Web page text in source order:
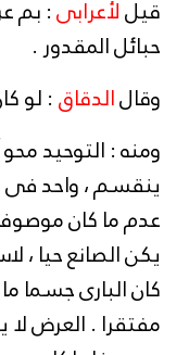
قيللأعرابى: بم
حبائل المقدور .
وقالالدقاق: لو
ومنه : التوحيد
ينقسم ، واحد فى
عدم ما كان
يكن الصانع حيا ،
كان البارى جسما
مفتقرا . العرض